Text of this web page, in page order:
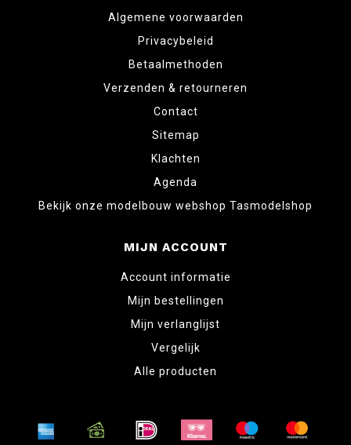
Algemene voorwaarden
Privacybeleid
Betaalmethoden
Verzenden & retourneren
Contact
Sitemap
Klachten
Agenda
Bekijk onze modelbouw webshop Tasmodelshop
MIJN ACCOUNT
Account informatie
Mijn bestellingen
Mijn verlanglijst
Vergelijk
Alle producten